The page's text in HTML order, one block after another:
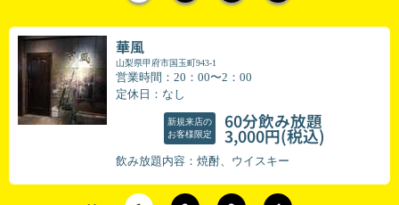
華風
山梨県甲府市国玉町943-1
営業時間：20：00〜2：00
定休日：なし
新規来店の
お客様限定
60分飲み放題
3,000円(税込)
飲み放題内容：焼酎、ウイスキー